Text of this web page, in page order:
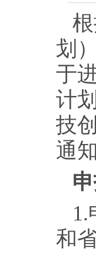
划
于
计
技
通
和